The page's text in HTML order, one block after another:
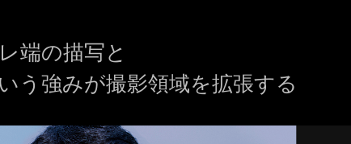
端の描写と
う強みが撮影領域を拡張する